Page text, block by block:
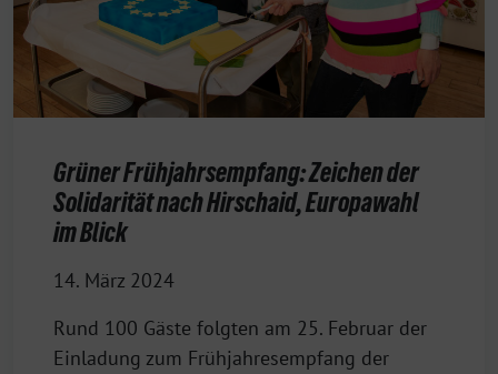
Grüner Frühjahrsempfang: Zeichen der
Solidarität nach Hirschaid, Europawahl
im Blick
14. März 2024
Rund 100 Gäste folgten am 25. Februar der
Einladung zum Frühjahresempfang der